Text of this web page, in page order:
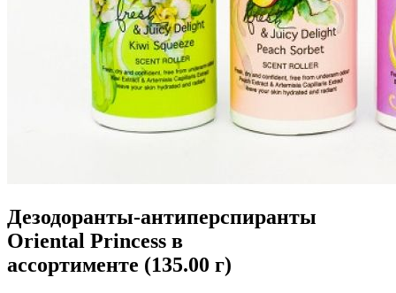
Дезодоранты-антиперспиранты
Oriental Princess в
ассортименте (135.00 г)